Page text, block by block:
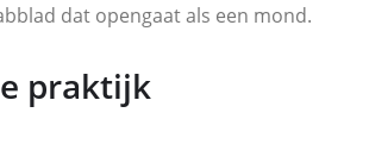
dat opengaat als een mond.
praktijk